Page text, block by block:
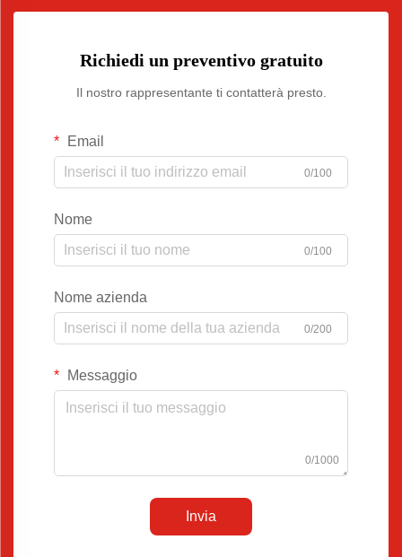
Richiedi un preventivo gratuito
Il nostro rappresentante ti contatterà presto.
Email
0/100
Nome
0/100
Nome azienda
0/200
Messaggio
0/1000
Invia